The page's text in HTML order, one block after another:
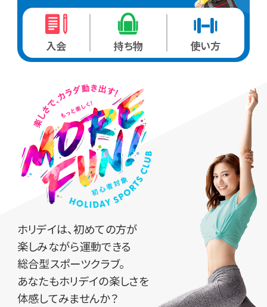
入会 持ち物 使い方
ホリデイは、初めての方が
楽しみながら運動できる
総合型スポーツクラブ。
あなたもホリデイの楽しさを
体感してみませんか？